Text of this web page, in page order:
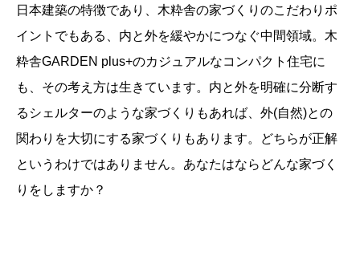
日本建築の特徴であり、木粋舎の家づくりのこだわりポ
イントでもある、内と外を緩やかにつなぐ中間領域。木
粋舎GARDEN plus+のカジュアルなコンパクト住宅に
も、その考え方は生きています。内と外を明確に分断す
るシェルターのような家づくりもあれば、外(自然)との
関わりを大切にする家づくりもあります。どちらが正解
というわけではありません。あなたはならどんな家づく
りをしますか？